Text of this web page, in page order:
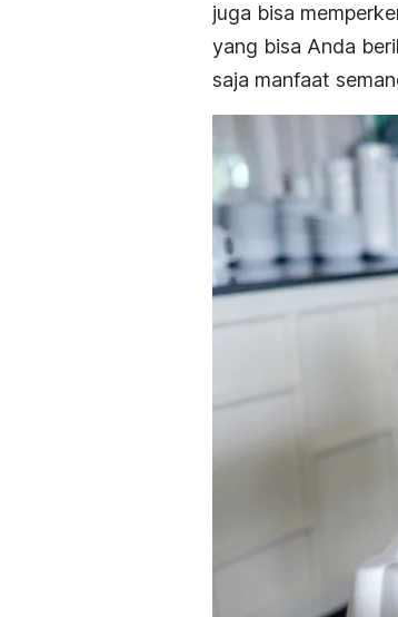
juga bisa
yang bisa Anda
saja manfaat